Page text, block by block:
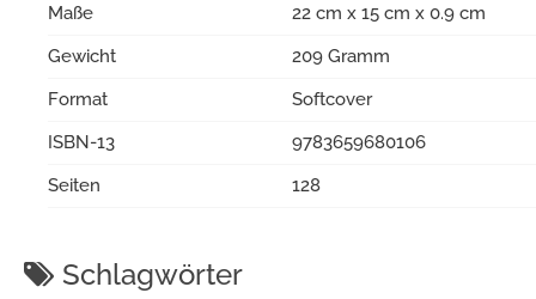
Maße
22 cm x 15 cm x 0.9 cm
Gewicht
209 Gramm
Format
Softcover
ISBN-13
9783659680106
Seiten
128
Schlagwörter